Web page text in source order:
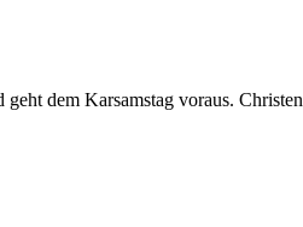
dem Karsamstag voraus. Christen